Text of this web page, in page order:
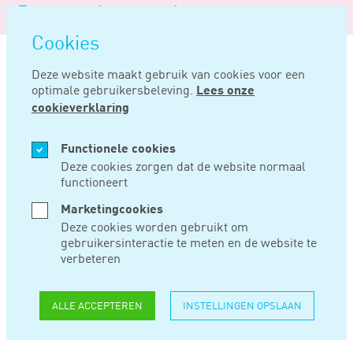
overslaan
Cookies
Deze website maakt gebruik van cookies voor een
optimale gebruikersbeleving. Lees onze
cookieverklaring
Functionele cookies
Deze cookies zorgen dat de website normaal
functioneert
Marketingcookies
Deze cookies worden gebruikt om
gebruikersinteractie te meten en de website te
verbeteren
ALLE ACCEPTEREN INSTELLINGEN OPSLAAN
Logo
Noord
Negentig
Home Nieuws Vaker maatwerk bij hypotheek
JUL 23, 2018
VAKER MAATWERK
BIJ HYPOTHEEK
terecht voor een hypotheek op maat en het aantal
aanbieders van dergelijke hypotheken blijft naar